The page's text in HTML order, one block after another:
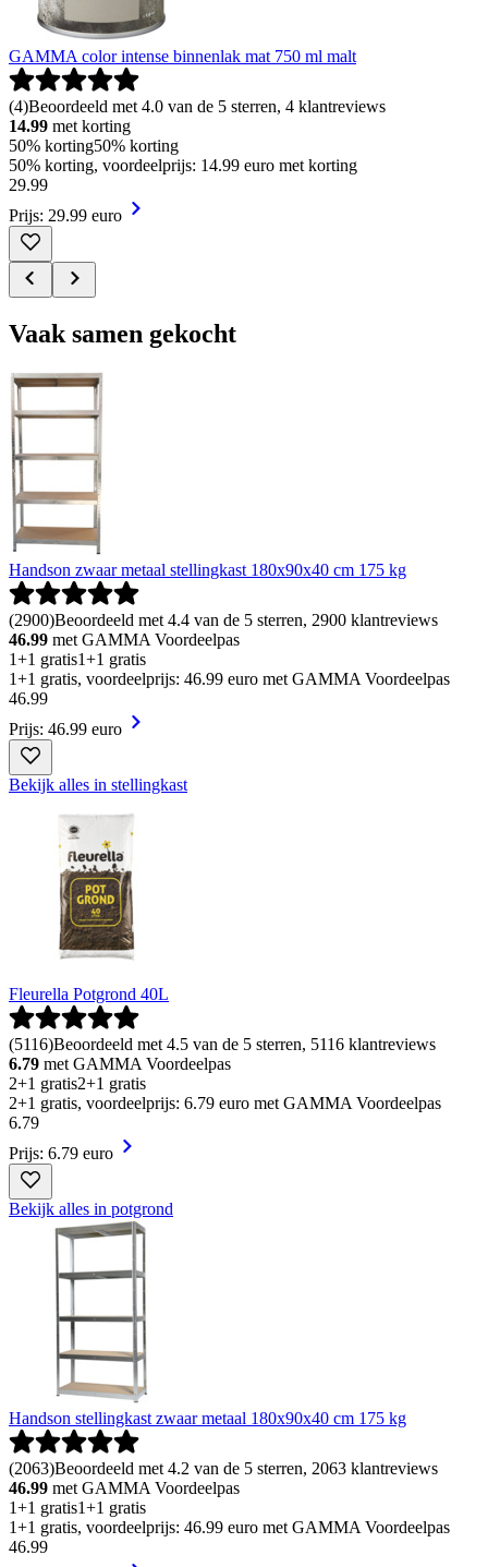
GAMMA color intense binnenlak mat 750 ml malt
(4)Beoordeeld met 4.0 van de 5 sterren, 4 klantreviews
14.99 met korting
50% korting50% korting
50% korting, voordeelprijs: 14.99 euro met korting
29.99
Prijs: 29.99 euro
Vaak samen gekocht
Handson zwaar metaal stellingkast 180x90x40 cm 175 kg
(2900)Beoordeeld met 4.4 van de 5 sterren, 2900 klantreviews
46.99 met GAMMA Voordeelpas
1+1 gratis1+1 gratis
1+1 gratis, voordeelprijs: 46.99 euro met GAMMA Voordeelpas
46.99
Prijs: 46.99 euro
Bekijk alles in stellingkast
Fleurella Potgrond 40L
(5116)Beoordeeld met 4.5 van de 5 sterren, 5116 klantreviews
6.79 met GAMMA Voordeelpas
2+1 gratis2+1 gratis
2+1 gratis, voordeelprijs: 6.79 euro met GAMMA Voordeelpas
6.79
Prijs: 6.79 euro
Bekijk alles in potgrond
Handson stellingkast zwaar metaal 180x90x40 cm 175 kg
(2063)Beoordeeld met 4.2 van de 5 sterren, 2063 klantreviews
46.99 met GAMMA Voordeelpas
1+1 gratis1+1 gratis
1+1 gratis, voordeelprijs: 46.99 euro met GAMMA Voordeelpas
46.99